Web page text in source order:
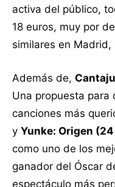
activa del público,
18 euros, muy por
similares en
Además de,
Una propuesta para
canciones más
y Yunke: Origen
como uno de los
ganador del Óscar
espectáculo más